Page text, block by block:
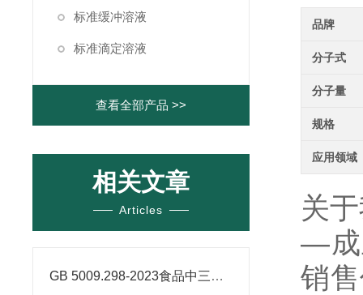
标准缓冲溶液
标准滴定溶液
查看全部产品 >>
相关文章
Articles
GB 5009.298-2023食品中三氯蔗糖（蔗糖素）的测定
品牌
分子式
分子量
规格
应用领域
关
—成
销